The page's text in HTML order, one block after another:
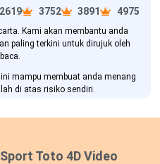
2619 3752 3891 4975
Kami akan membantu anda
paling terkini untuk dirujuk oleh
mampu membuat anda menang
di atas risiko sendiri.
Toto 4D Video